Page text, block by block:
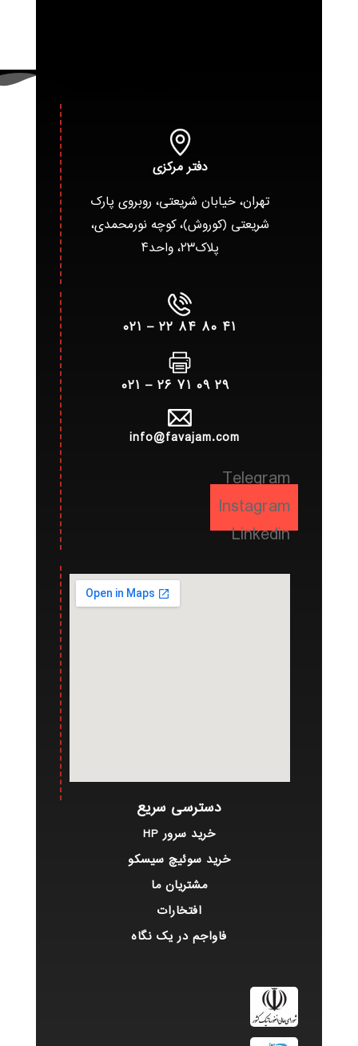
دفتر مرکزی
تهران، خیابان شریعتی، روبروی پارک
شریعتی (کوروش)، کوچه نورمحمدی،
پلاک۲۳، واحد۴
۴۱ ۸۰ ۸۴ ۲۲ – ۰۲۱
۲۹ ۰۹ ۷۱ ۲۶ – ۰۲۱
info@favajam.com
Telegram
Instagram
Linkedin
دسترسی سریع
خرید سرور HP
خرید سوئیچ سیسکو
مشتریان ما
افتخارات
فاواجم در یک نگاه